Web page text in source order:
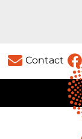
Contact